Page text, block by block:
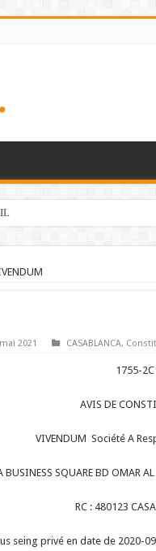
2021 CASABLANCA,
1755-
AVIS DE
VIVENDUM Société A
BUSINESS SQUARE BD OMAR
RC : 480123
seing privé en date de 2020-